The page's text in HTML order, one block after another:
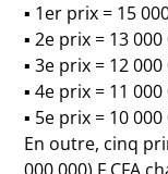
▪ 1er prix = 15
▪ 2e prix = 13 000
▪ 3e prix = 12 000
▪ 4e prix = 11 000
▪ 5e prix = 10 000
En outre, cinq